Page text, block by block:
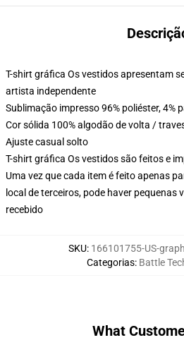
T-shirt gráfica Os vestidos apresentam
artista independente
Sublimação impresso 96% poliéster, 4%
Cor sólida 100% algodão de volta /
Ajuste casual solto
T-shirt gráfica Os vestidos são feitos e
Uma vez que cada item é feito apenas
local de terceiros, pode haver pequenas
recebido
SKU: 166101755-US-
Categorias: Battle
What